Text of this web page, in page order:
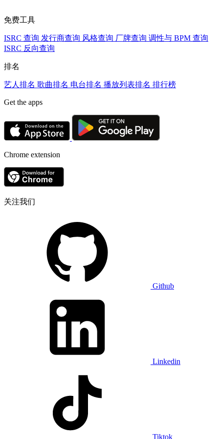
免费工具
ISRC 查询 发行商查询 风格查询 厂牌查询 调性与 BPM 查询
ISRC 反向查询
排名
艺人排名 歌曲排名 电台排名 播放列表排名 排行榜
Get the apps
Chrome extension
关注我们
Github
Linkedin
Tiktok